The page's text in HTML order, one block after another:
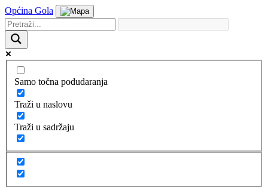
Općina Gola
Samo točna podudaranja
Traži u naslovu
Traži u sadržaju